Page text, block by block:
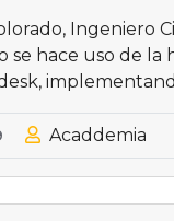
Ingeniero
se hace uso de la
Acaddemia